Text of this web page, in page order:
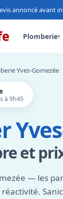
annoncé avant
Plomberie▾
Yves-Gomezée
à 9h45
et
— les